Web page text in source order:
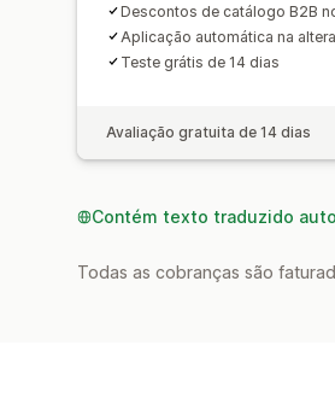
Descontos de catálogo B2B
Aplicação automática na
Teste grátis de 14 dias
Avaliação gratuita de 14 dias
Contém texto traduzido
Todas as cobranças são